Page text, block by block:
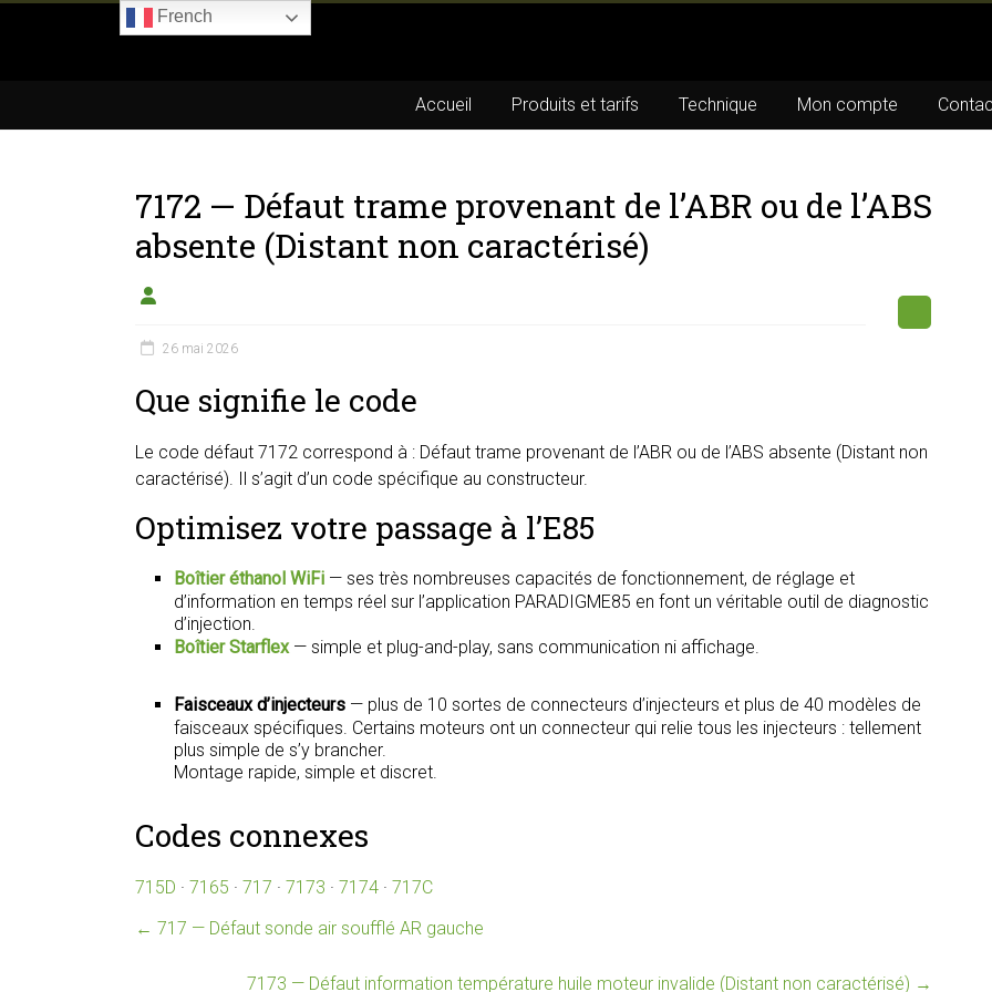
du
boîtier
éthanol
Accueil Produits et tarifs Technique Mon compte
7172 — Défaut trame provenant de l’ABR ou de l’ABS
absente (Distant non caractérisé)
26 mai 2026
Que signifie le code
Le code défaut 7172 correspond à : Défaut trame provenant de l’ABR ou de l’ABS absente (Distant non
caractérisé). Il s’agit d’un code spécifique au constructeur.
Optimisez votre passage à l’E85
Boîtier éthanol WiFi — ses très nombreuses capacités de fonctionnement, de réglage et
d’information en temps réel sur l’application PARADIGME85 en font un véritable outil de diagnostic
d’injection.
Boîtier Starflex— simple et plug-and-play, sans communication ni affichage.
Faisceaux d’injecteurs — plus de 10 sortes de connecteurs d’injecteurs et plus de 40 modèles de
faisceaux spécifiques. Certains moteurs ont un connecteur qui relie tous les injecteurs : tellement
plus simple de s’y brancher.
Montage rapide, simple et discret.
Codes connexes
715D · 7165 · 717 · 7173 · 7174 · 717C
← 717 — Défaut sonde air soufflé AR gauche
7173 — Défaut information température huile moteur invalide (Distant non caractérisé) →
French